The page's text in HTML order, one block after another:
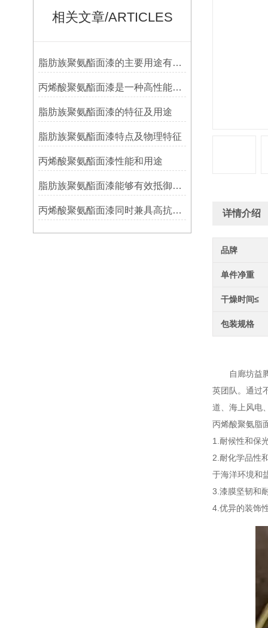
相关文章/ARTICLES
脂肪族聚氨酯面漆的主要用途有哪些？
丙烯酸聚氨酯面漆是一种高性能涂料
脂肪族聚氨酯面漆的特征及用途
脂肪族聚氨酯面漆特点及物理特征
丙烯酸聚氨酯面漆性能和用途
脂肪族聚氨酯面漆能够有效抵御紫外线、湿热、酸雨等恶劣环境
丙烯酸聚氨酯面漆同时兼具高抗冲击性和耐磨性 详情介绍
品牌
单件净重
干燥时间≤
包装规格
自廊坊益腾
英团队。通过
道、海上风电
丙烯酸聚氨脂
1.耐候性和保
2.耐化学品性
于海洋环境和
3.漆膜坚韧和
4.优异的装饰